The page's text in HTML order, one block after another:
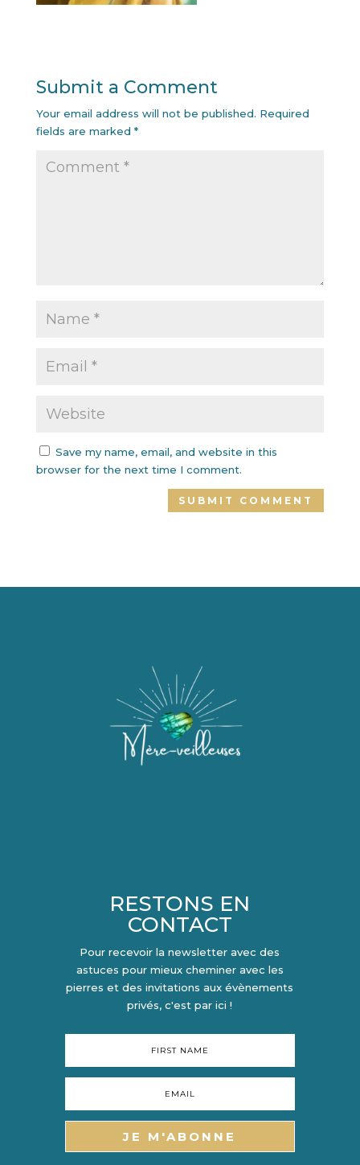
Submit a Comment
Your email address will not be published. Required
fields are marked *
Save my name, email, and website in this
browser for the next time I comment.
RESTONS EN
CONTACT
Pour recevoir la newsletter avec des
astuces pour mieux cheminer avec les
pierres et des invitations aux évènements
privés, c'est par ici !
JE M'ABONNE